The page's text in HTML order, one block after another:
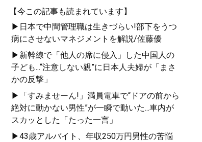
【今この記事も読まれています】
▶日本で中間管理職は生きづらい!部下をうつ
病にさせないマネジメントを解説/佐藤優
▶新幹線で「他人の席に侵入」した中国人の
子ども...“注意しない親”に日本人夫婦が「まさ
かの反撃」
▶「すみませーん!」満員電車で“ドアの前から
絶対に動かない男性”が一瞬で動いた...車内が
スカッとした「たった一言」
▶43歳アルバイト、年収250万円男性の苦悩